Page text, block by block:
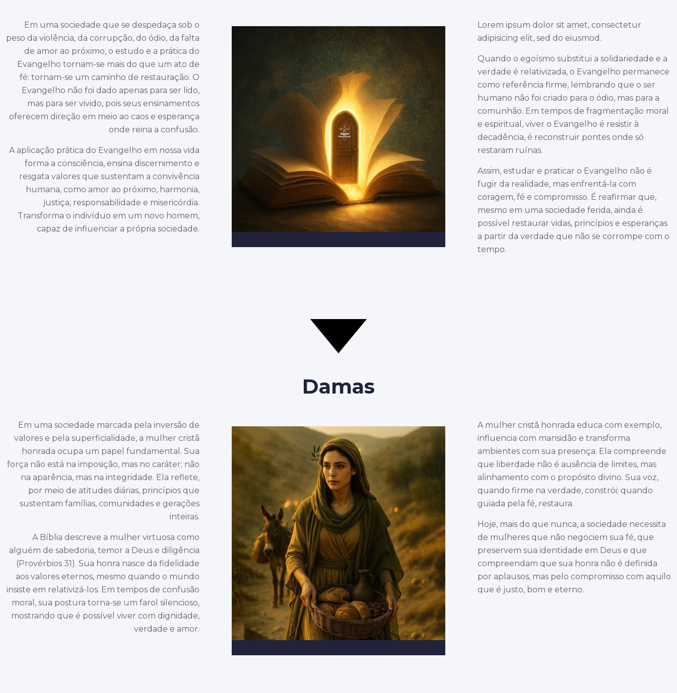
Em uma sociedade que se despedaça sob o
peso da violência, da corrupção, do ódio, da falta
de amor ao próximo, o estudo e a prática do
Evangelho tornam-se mais do que um ato de
fé: tornam-se um caminho de restauração. O
Evangelho não foi dado apenas para ser lido,
mas para ser vivido, pois seus ensinamentos
oferecem direção em meio ao caos e esperança
onde reina a confusão.
A aplicação prática do Evangelho em nossa vida
forma a consciência, ensina discernimento e
resgata valores que sustentam a convivência
humana, como amor ao próximo, harmonia,
justiça, responsabilidade e misericórdia.
Transforma o indivíduo em um novo homem,
capaz de influenciar a própria sociedade.
Lorem ipsum dolor sit amet, consectetur
adipisicing elit, sed do eiusmod.
Quando o egoísmo substitui a solidariedade e a
verdade é relativizada, o Evangelho permanece
como referência firme, lembrando que o ser
humano não foi criado para o ódio, mas para a
comunhão. Em tempos de fragmentação moral
e espiritual, viver o Evangelho é resistir à
decadência, é reconstruir pontes onde só
restaram ruínas.
Assim, estudar e praticar o Evangelho não é
fugir da realidade, mas enfrentá-la com
coragem, fé e compromisso. É reafirmar que,
mesmo em uma sociedade ferida, ainda é
possível restaurar vidas, princípios e esperanças
a partir da verdade que não se corrompe com o
tempo.
Damas
Em uma sociedade marcada pela inversão de
valores e pela superficialidade, a mulher cristã
honrada ocupa um papel fundamental. Sua
força não está na imposição, mas no caráter; não
na aparência, mas na integridade. Ela reflete,
por meio de atitudes diárias, princípios que
sustentam famílias, comunidades e gerações
inteiras.
A Bíblia descreve a mulher virtuosa como
alguém de sabedoria, temor a Deus e diligência
(Provérbios 31). Sua honra nasce da fidelidade
aos valores eternos, mesmo quando o mundo
insiste em relativizá-los. Em tempos de confusão
moral, sua postura torna-se um farol silencioso,
mostrando que é possível viver com dignidade,
verdade e amor.
A mulher cristã honrada educa com exemplo,
influencia com mansidão e transforma
ambientes com sua presença. Ela compreende
que liberdade não é ausência de limites, mas
alinhamento com o propósito divino. Sua voz,
quando firme na verdade, constrói; quando
guiada pela fé, restaura.
Hoje, mais do que nunca, a sociedade necessita
de mulheres que não negociem sua fé, que
preservem sua identidade em Deus e que
compreendam que sua honra não é definida
por aplausos, mas pelo compromisso com aquilo
que é justo, bom e eterno.